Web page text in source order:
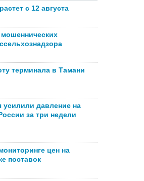
с 12 августа
терминала в Тамани
усилили давление на
за три недели
цен на
поставок